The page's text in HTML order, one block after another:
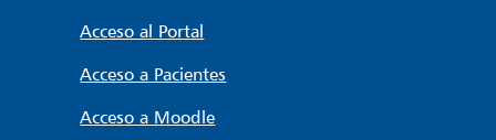
Acceso al Portal
Acceso a Pacientes
Acceso a Moodle